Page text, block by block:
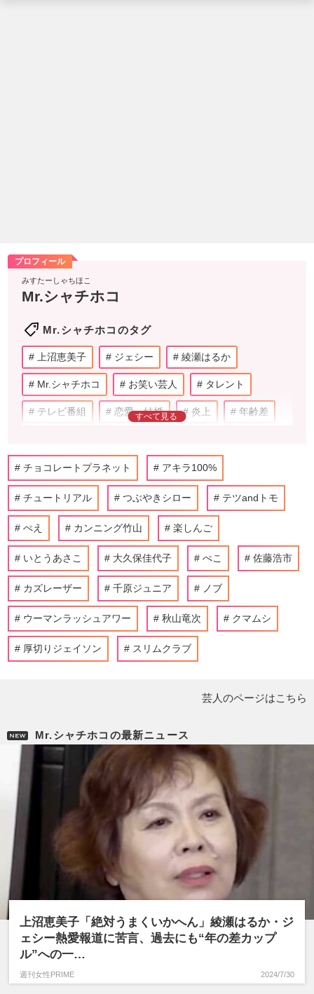
プロフィール
みすたーしゃちほこ
Mr.シャチホコ
Mr.シャチホコのタグ
上沼恵美子 ジェシー 綾瀬はるか
Mr.シャチホコ お笑い芸人 タレント
テレビ番組 恋愛・結婚 炎上 年齢差
チョコレートプラネット アキラ100%
チュートリアル つぶやきシロー テツandトモ
ぺえ カンニング竹山 楽しんご
いとうあさこ 大久保佳代子 ぺこ 佐藤浩市
カズレーザー 千原ジュニア ノブ
ウーマンラッシュアワー 秋山竜次 クマムシ
厚切りジェイソン スリムクラブ
芸人のページはこちら
Mr.シャチホコの最新ニュース
上沼恵美子「絶対うまくいかへん」綾瀬はるか・ジ
ェシー熱愛報道に苦言、過去にも“年の差カップ
ル”への一…
週刊女性PRIME 2024/7/30